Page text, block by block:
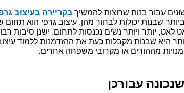
עבור בנות שרוצות להמשיך בקריירה בעיצוב
מההורים או מקרובי משפחה אחרים.
עבורכן